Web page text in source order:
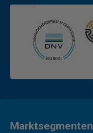
Marktsegmenten